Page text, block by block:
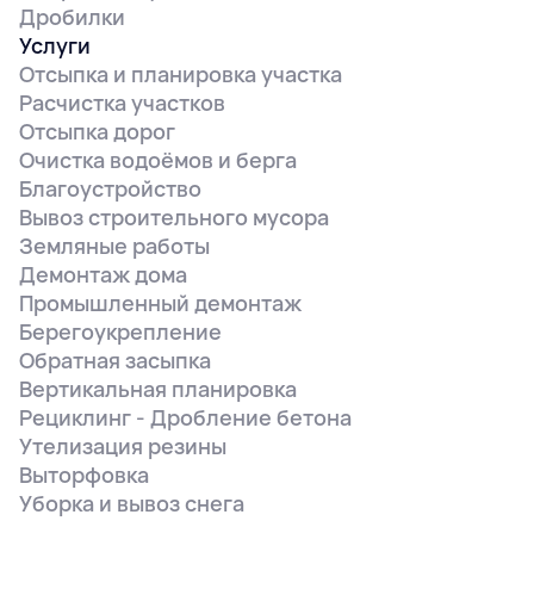
Дробилки
Услуги
Отсыпка и планировка участка
Расчистка участков
Отсыпка дорог
Очистка водоёмов и берга
Благоустройство
Вывоз строительного мусора
Земляные работы
Демонтаж дома
Промышленный демонтаж
Берегоукрепление
Обратная засыпка
Вертикальная планировка
Рециклинг - Дробление бетона
Утелизация резины
Выторфовка
Уборка и вывоз снега